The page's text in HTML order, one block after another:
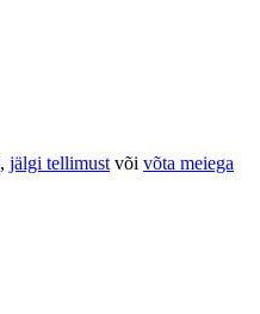
, jälgi tellimust või võta meiega